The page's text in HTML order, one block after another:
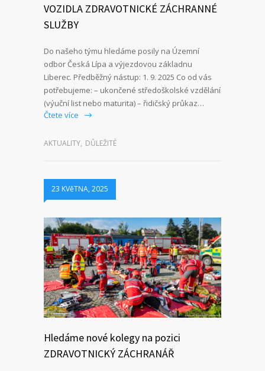
VOZIDLA ZDRAVOTNICKÉ ZÁCHRANNÉ
SLUŽBY
Do našeho týmu hledáme posily na Územní
odbor Česká Lípa a výjezdovou základnu
Liberec. Předběžný nástup: 1. 9. 2025 Co od vás
potřebujeme: – ukončené středoškolské vzdělání
(výuční list nebo maturita) – řidičský průkaz…
Čtete více
AKTUALITY, DŮLEŽITÉ
23 KVěTNA, 2025
Hledáme nové kolegy na pozici
ZDRAVOTNICKÝ ZÁCHRANÁŘ